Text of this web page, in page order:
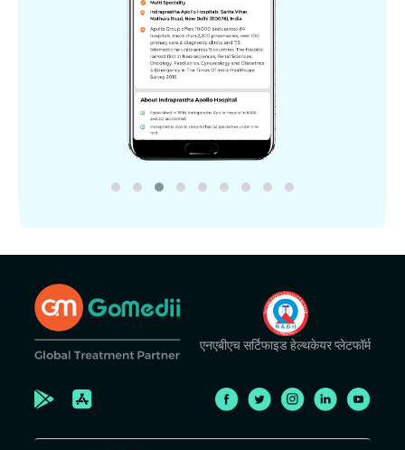
एनएबीएच सर्टिफाइड हेल्थकेयर प्लेटफॉर्म